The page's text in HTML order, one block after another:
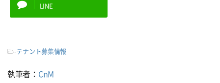
LINE
-テナント募集情報
執筆者： CnM